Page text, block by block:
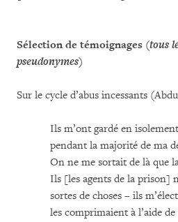
Sélection de témoignages (tous
pseudonymes)
Sur le cycle d’abus incessants
Ils m’ont gardé en
pendant la majorité de ma
On ne me sortait de là que
Ils [les agents de la prison]
sortes de choses – ils
les comprimaient à l’aide